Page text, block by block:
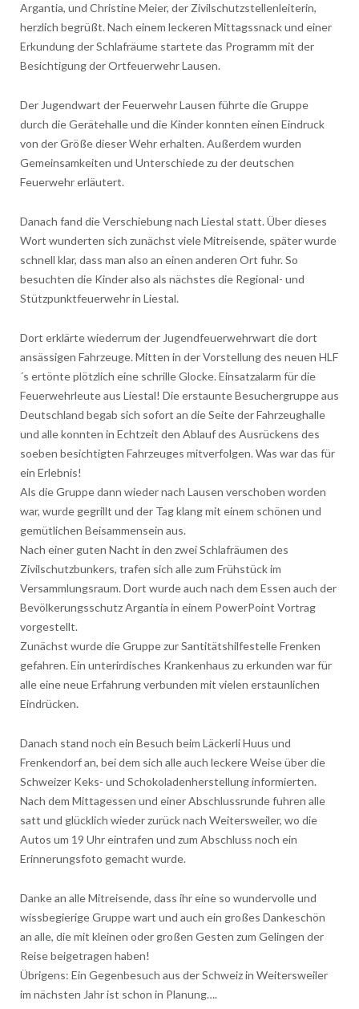
Argantia, und Christine Meier, der Zivilschutzstellenleiterin,
herzlich begrüßt. Nach einem leckeren Mittagssnack und einer
Erkundung der Schlafräume startete das Programm mit der
Besichtigung der Ortfeuerwehr Lausen.
Der Jugendwart der Feuerwehr Lausen führte die Gruppe
durch die Gerätehalle und die Kinder konnten einen Eindruck
von der Größe dieser Wehr erhalten. Außerdem wurden
Gemeinsamkeiten und Unterschiede zu der deutschen
Feuerwehr erläutert.
Danach fand die Verschiebung nach Liestal statt. Über dieses
Wort wunderten sich zunächst viele Mitreisende, später wurde
schnell klar, dass man also an einen anderen Ort fuhr. So
besuchten die Kinder also als nächstes die Regional- und
Stützpunktfeuerwehr in Liestal.
Dort erklärte wiederrum der Jugendfeuerwehrwart die dort
ansässigen Fahrzeuge. Mitten in der Vorstellung des neuen HLF
´s ertönte plötzlich eine schrille Glocke. Einsatzalarm für die
Feuerwehrleute aus Liestal! Die erstaunte Besuchergruppe aus
Deutschland begab sich sofort an die Seite der Fahrzeughalle
und alle konnten in Echtzeit den Ablauf des Ausrückens des
soeben besichtigten Fahrzeuges mitverfolgen. Was war das für
ein Erlebnis!
Als die Gruppe dann wieder nach Lausen verschoben worden
war, wurde gegrillt und der Tag klang mit einem schönen und
gemütlichen Beisammensein aus.
Nach einer guten Nacht in den zwei Schlafräumen des
Zivilschutzbunkers, trafen sich alle zum Frühstück im
Versammlungsraum. Dort wurde auch nach dem Essen auch der
Bevölkerungsschutz Argantia in einem PowerPoint Vortrag
vorgestellt.
Zunächst wurde die Gruppe zur Santitätshilfestelle Frenken
gefahren. Ein unterirdisches Krankenhaus zu erkunden war für
alle eine neue Erfahrung verbunden mit vielen erstaunlichen
Eindrücken.
Danach stand noch ein Besuch beim Läckerli Huus und
Frenkendorf an, bei dem sich alle auch leckere Weise über die
Schweizer Keks- und Schokoladenherstellung informierten.
Nach dem Mittagessen und einer Abschlussrunde fuhren alle
satt und glücklich wieder zurück nach Weitersweiler, wo die
Autos um 19 Uhr eintrafen und zum Abschluss noch ein
Erinnerungsfoto gemacht wurde.
Danke an alle Mitreisende, dass ihr eine so wundervolle und
wissbegierige Gruppe wart und auch ein großes Dankeschön
an alle, die mit kleinen oder großen Gesten zum Gelingen der
Reise beigetragen haben!
Übrigens: Ein Gegenbesuch aus der Schweiz in Weitersweiler
im nächsten Jahr ist schon in Planung….